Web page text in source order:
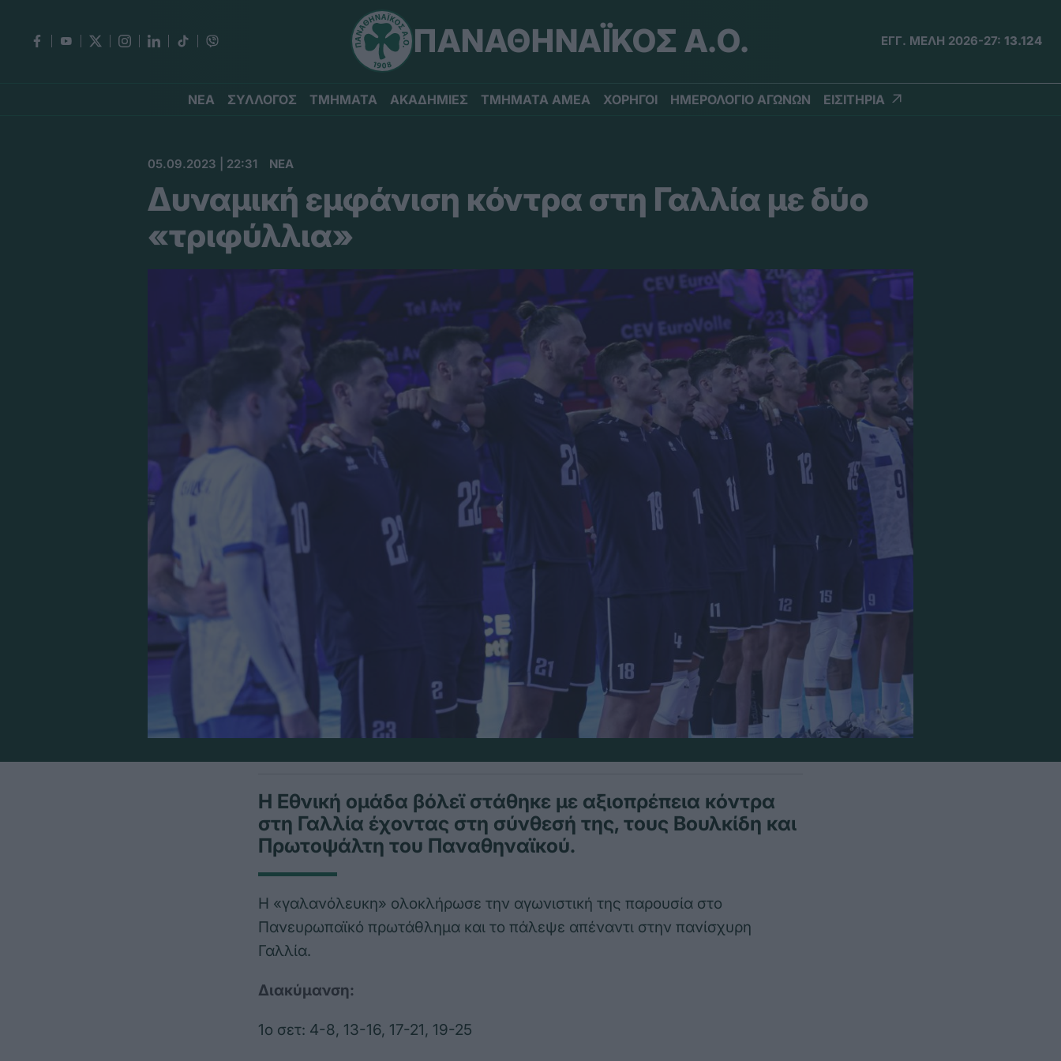
ΠΑΝΑΘΗΝΑΪΚΟΣ Α.Ο. ΕΓΓ. ΜΕΛΗ 2026-27: 13.124
ΝΕΑ ΣΥΛΛΟΓΟΣ ΤΜΗΜΑΤΑ ΑΚΑΔΗΜΙΕΣ ΤΜΗΜΑΤΑ ΑΜΕΑ ΧΟΡΗΓΟΙ ΗΜΕΡΟΛΟΓΙΟ ΑΓΩΝΩΝ ΕΙΣΙΤΗΡΙΑ
05.09.2023 | 22:31 ΝΕΑ
Δυναμική εμφάνιση κόντρα στη Γαλλία με δύο
«τριφύλλια»
Η Εθνική ομάδα βόλεϊ στάθηκε με αξιοπρέπεια κόντρα
στη Γαλλία έχοντας στη σύνθεσή της, τους Βουλκίδη και
Πρωτοψάλτη του Παναθηναϊκού.
Η «γαλανόλευκη» ολοκλήρωσε την αγωνιστική της παρουσία στο
Πανευρωπαϊκό πρωτάθλημα και το πάλεψε απέναντι στην πανίσχυρη
Γαλλία.
Διακύμανση:
1ο σετ: 4-8, 13-16, 17-21, 19-25